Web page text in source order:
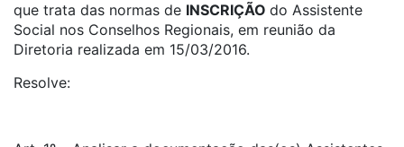
que trata das normas de INSCRIÇÃO do Assistente
Social nos Conselhos Regionais, em reunião da
Diretoria realizada em 15/03/2016.
Resolve: